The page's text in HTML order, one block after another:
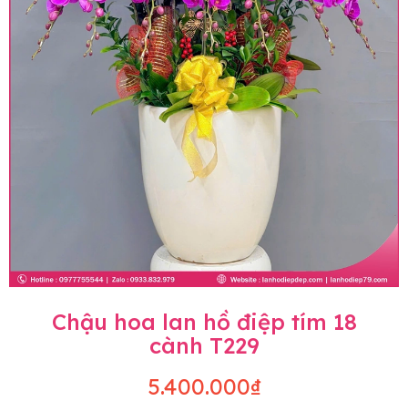
Chậu hoa lan hồ điệp tím 18
cành T229
5.400.000₫